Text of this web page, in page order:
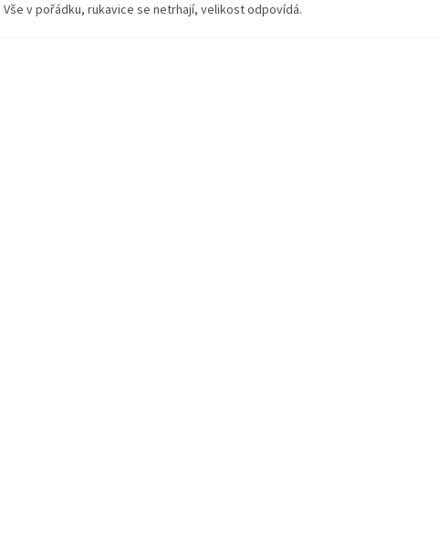
Vše v pořádku, rukavice se netrhají, velikost odpovídá.